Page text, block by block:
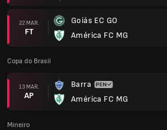
22 MAR.
FT
Goiás EC GO
América FC MG
Copa do Brasil
13 MAR.
AP
Barra
América FC MG
Mineiro